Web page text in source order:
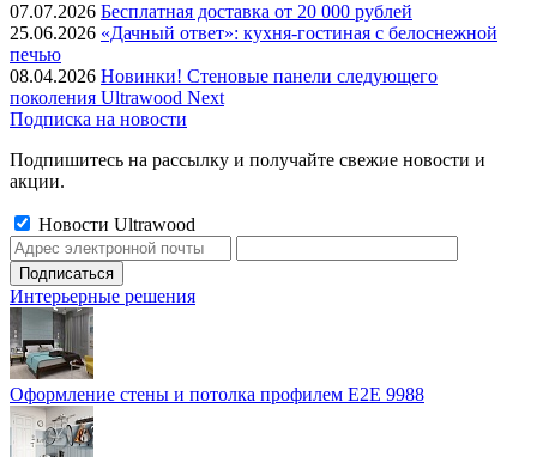
07.07.2026 Бесплатная доставка от 20 000 рублей
25.06.2026 «Дачный ответ»: кухня-гостиная с белоснежной
печью
08.04.2026 Новинки! Стеновые панели следующего
поколения Ultrawood Next
Подписка на новости
Подпишитесь на рассылку и получайте свежие новости и
акции.
Новости Ultrawood
Интерьерные решения
Оформление стены и потолка профилем E2E 9988